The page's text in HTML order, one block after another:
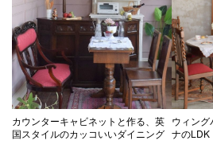
カウンターキャビネットと作る、英
国スタイルのカッコいいダイニング
ウィング
ナのLDK